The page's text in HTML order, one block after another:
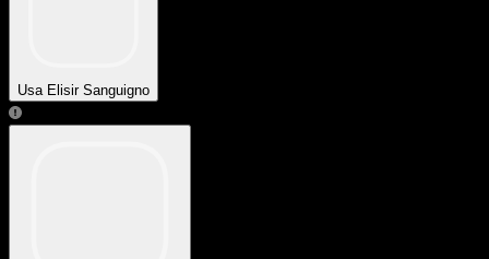
Usa Elisir Sanguigno